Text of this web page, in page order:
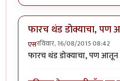
फारच थंड डोक्याचा, पण
एसरविवार, 16/08/2015 08:42
फारच थंड डोक्याचा, पण